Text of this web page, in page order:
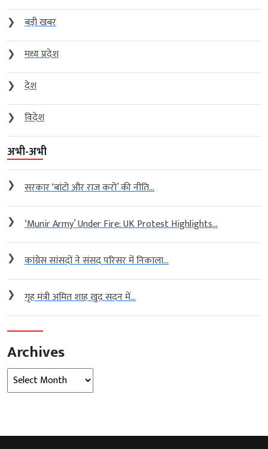
❯
बड़ी खबर
❯
मध्य प्रदेश
❯
देश
❯
विदेश
अभी-अभी
❯ सरकार ‘बांटो और राज करो’ की नीति...
❯ ‘Munir Army’ Under Fire: UK Protest Highlights...
❯ कांग्रेस सांसदों ने संसद परिसर में निकाला...
❯ गृह मंत्री अमित शाह खुद सदन में...
Archives
Archives